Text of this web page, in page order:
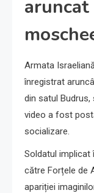
Armata
înregistrat
din satul Budrus,
video a fost
socializare.
Soldatul
către Forțele de
apariției